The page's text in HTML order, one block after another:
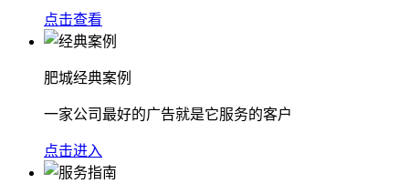
点击查看
肥城经典案例
一家公司最好的广告就是它服务的客户
点击进入